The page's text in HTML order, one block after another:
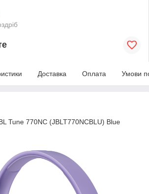
Доставка Оплата Умови
Tune 770NC (JBLT770NCBLU) Blue